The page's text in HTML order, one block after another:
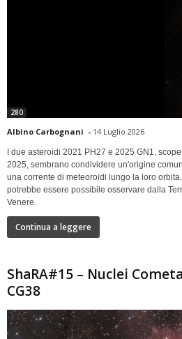
280
Albino Carbognani - 14 Luglio 2026
I due asteroidi 2021 PH27 e 2025 GN1,
2025, sembrano condividere un'origine
una corrente di meteoroidi lungo la loro
potrebbe essere possibile osservare dalla
Venere.
Continua a leggere
ShaRA#15 – Nuclei
CG38